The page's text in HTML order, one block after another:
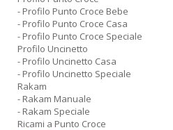
- Profilo Punto Croce Bebe
- Profilo Punto Croce Casa
- Profilo Punto Croce Speciale
Profilo Uncinetto
- Profilo Uncinetto Casa
- Profilo Uncinetto Speciale
Rakam
- Rakam Manuale
- Rakam Speciale
Ricami a Punto Croce